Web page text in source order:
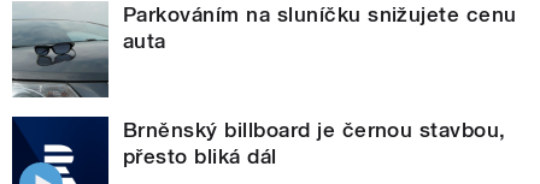
Parkováním na sluníčku snižujete cenu
auta
Brněnský billboard je černou stavbou,
přesto bliká dál